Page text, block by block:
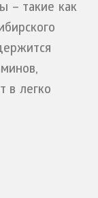
– такие как
в легко